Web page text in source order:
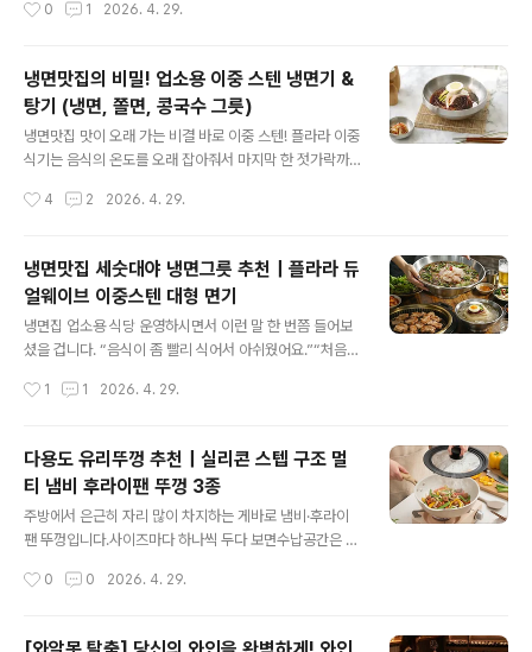
작지도 않은 사이즈라필요한 음식과 음료를 담기에 적당한
장고에 그대로 두게 되기도 합니다.이럴 때 간편하게 사용
cb7de6a5bec6a1d74 리빙글로리 사과 커터기 대형
과일 슬라이서 8등분 사과 자르기 : 만화의추억스토어[만
화의추억스토어] 만화의추억 공식스토어 캠핑 / 생활용품 /
IT / 주방용품mkt.shopping.naver.com 🍎 사과 자르
를 올리고손잡이를 잡은 뒤 그대로 꾹 눌러주면한 ..
0 1 2026. 4. 29.
냉면맛집의 비밀! 업소용 이중 스텐 냉면기 &
탕기 (냉면, 쫄면, 콩국수 그릇)
냉면맛집 맛이 오래 가는 비결 바로 이중 스텐! 플라라 이중
식기는 음식의 온도를 오래 잡아줘서 마지막 한 젓가락까
는 속도가 너무 빨라요. 맛이 오래 가는 비결 바로 이중 스
막 한 젓가락까지 맛있게 즐길 수 있어요.사장님들이 꾸준
히 다시 찾는 그릇 식기세척기로 편리하게 세척할 수 있고
내구성이 높아 식당에서 다시 찾는 이유가 있어요.냉면, 콩
국수 등 면요리를 자주 드시는 분 여름철 시원한 음식 플레
이팅할 때 고깃집, 냉면집 냉면전문점등 식당 사장님 업소
10068d439d2bf6d97 이중 스텐 올샤틴 냉면기 쫄면
4 2 2026. 4. 29.
냉면맛집 세숫대야 냉면그릇 추천｜플라라 듀
얼웨이브 이중스텐 대형 면기
냉면집 업소용 식당 운영하시면서 이런 말 한 번쯤 들어보
셨을 겁니다. “음식이 좀 빨리 식어서 아쉬웠어요.”“처음엔
있는 음식이라도온도가 유지되지 않으면 만족도는 확 떨어
그릇’ 스타일의 대형 면기플라라 듀얼 웨이브 볼 33cm입
니다.넉넉한 사이즈로냉면, 물회, 비빔밥, 샐러드 등대용량
메뉴를 담기에 충분한 크기입니다.그릇을 받는 순간손님들
이 한 번 더 눈길을 주는 비주얼 효과까지 함께 가져갈 수
핵심은 단순한 대형 그릇이 아니라이중 스테인리스 구조입
1 1 2026. 4. 29.
다용도 유리뚜껑 추천｜실리콘 스텝 구조 멀
티 냄비 후라이팬 뚜껑 3종
주방에서 은근히 자리 많이 차지하는 게바로 냄비·후라이
팬 뚜껑입니다.사이즈마다 하나씩 두다 보면수납공간은 금
를 커버할 수 있는다용도 멀티 유리뚜껑이 있으면 훨씬 깔
0 0 2026. 4. 29.